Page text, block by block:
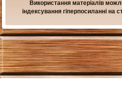
Використання матеріалів
індексування гіперпосиланні на